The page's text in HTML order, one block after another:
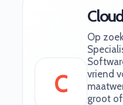
C
Op
vriend
groot